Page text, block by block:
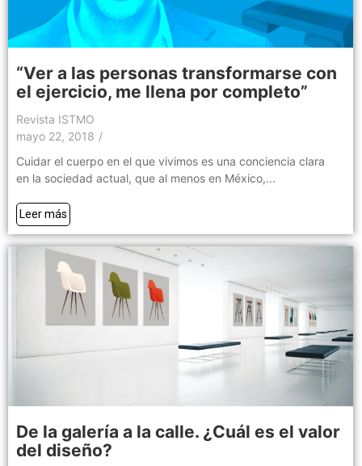
“Ver a las personas transformarse con
el ejercicio, me llena por completo”
Revista ISTMO
mayo 22, 2018 /
Cuidar el cuerpo en el que vivimos es una conciencia clara
en la sociedad actual, que al menos en México,...
Leer más
De la galería a la calle. ¿Cuál es el valor
del diseño?